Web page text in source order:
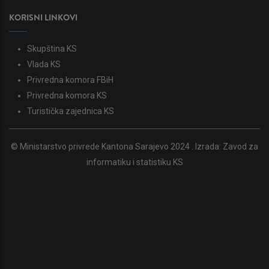
KORISNI LINKOVI
Skupština KS
Vlada KS
Privredna komora FBiH
Privredna komora KS
Turistička zajednica KS
© Ministarstvo privrede Kantona Sarajevo 2024 . Izrada: Zavod za
informatiku i statistiku KS